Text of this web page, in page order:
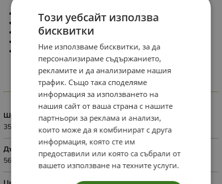
Здрав и устойчив.
Доставя се в разгънат вид.
Лесно и бързо сглобяване.
Кашон без капак.
Характеристики
Широчина
35см.
Дължина
56см.
Този уебсайт използва
бисквитки
Ние използваме бисквитки, за да
персонализираме съдържанието,
рекламите и да анализираме нашия
трафик. Също така споделяме
информация за използването на
нашия сайт от ваша страна с нашите
партньори за реклама и анализи,
които може да я комбинират с друга
информация, която сте им
предоставили или която са събрали от
вашето използване на техните услуги.